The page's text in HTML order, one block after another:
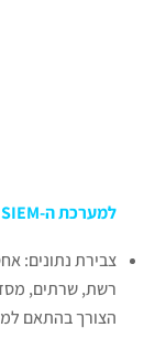
למערכת ה-SIEM יכולות רבות כגון:
צבירת נתונים:
רשת, שרתים,
הצורך בהתאם